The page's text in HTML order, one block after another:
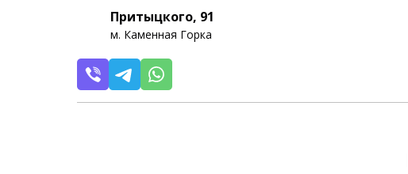
Притыцкого, 91
м. Каменная Горка